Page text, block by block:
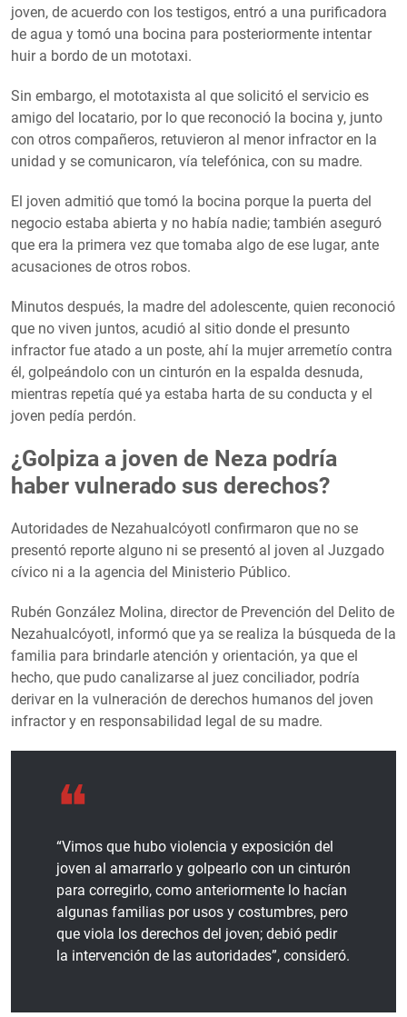
joven, de acuerdo con los testigos, entró a una purificadora
de agua y tomó una bocina para posteriormente intentar
huir a bordo de un mototaxi.
Sin embargo, el mototaxista al que solicitó el servicio es
amigo del locatario, por lo que reconoció la bocina y, junto
con otros compañeros, retuvieron al menor infractor en la
unidad y se comunicaron, vía telefónica, con su madre.
El joven admitió que tomó la bocina porque la puerta del
negocio estaba abierta y no había nadie; también aseguró
que era la primera vez que tomaba algo de ese lugar, ante
acusaciones de otros robos.
Minutos después, la madre del adolescente, quien reconoció
que no viven juntos, acudió al sitio donde el presunto
infractor fue atado a un poste, ahí la mujer arremetío contra
él, golpeándolo con un cinturón en la espalda desnuda,
mientras repetía qué ya estaba harta de su conducta y el
joven pedía perdón.
¿Golpiza a joven de Neza podría
haber vulnerado sus derechos?
Autoridades de Nezahualcóyotl confirmaron que no se
presentó reporte alguno ni se presentó al joven al Juzgado
cívico ni a la agencia del Ministerio Público.
Rubén González Molina, director de Prevención del Delito de
Nezahualcóyotl, informó que ya se realiza la búsqueda de la
familia para brindarle atención y orientación, ya que el
hecho, que pudo canalizarse al juez conciliador, podría
derivar en la vulneración de derechos humanos del joven
infractor y en responsabilidad legal de su madre.
“Vimos que hubo violencia y exposición del
joven al amarrarlo y golpearlo con un cinturón
para corregirlo, como anteriormente lo hacían
algunas familias por usos y costumbres, pero
que viola los derechos del joven; debió pedir
la intervención de las autoridades”, consideró.